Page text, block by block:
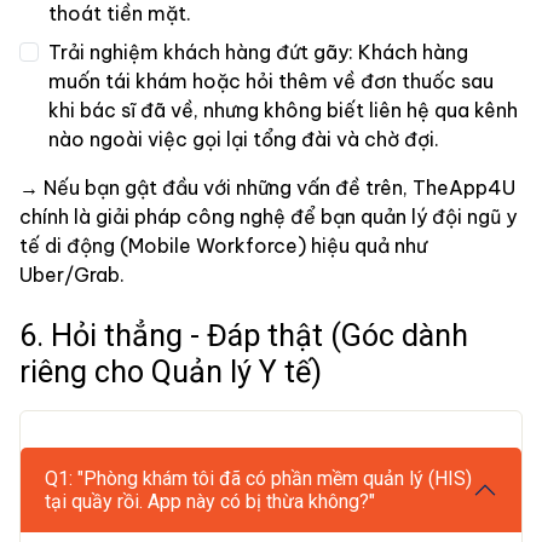
thoát tiền mặt.
Trải nghiệm khách hàng đứt gãy: Khách hàng
muốn tái khám hoặc hỏi thêm về đơn thuốc sau
khi bác sĩ đã về, nhưng không biết liên hệ qua kênh
nào ngoài việc gọi lại tổng đài và chờ đợi.
→ Nếu bạn gật đầu với những vấn đề trên, TheApp4U
chính là giải pháp công nghệ để bạn quản lý đội ngũ y
tế di động (Mobile Workforce) hiệu quả như
Uber/Grab.
6. Hỏi thẳng - Đáp thật (Góc dành
riêng cho Quản lý Y tế)
Q1: "Phòng khám tôi đã có phần mềm quản lý (HIS)
tại quầy rồi. App này có bị thừa không?"